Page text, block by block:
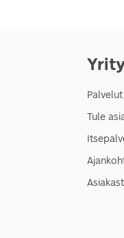
Palvelut
Tule